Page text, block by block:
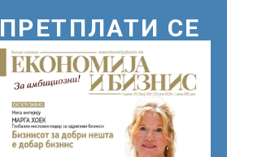
повод 25 годишнината
од загинувањето на
десетмината прилепски
бранители
ПРЕТПЛАТИ СЕ